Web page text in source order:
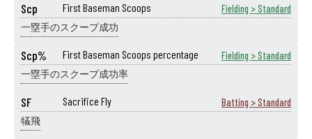
Scp First Baseman Scoops Fielding > Standard
一塁手のスクープ成功
Scp% First Baseman Scoops percentage Fielding > Standard
一塁手のスクープ成功率
SF Sacrifice Fly Batting > Standard
犠飛